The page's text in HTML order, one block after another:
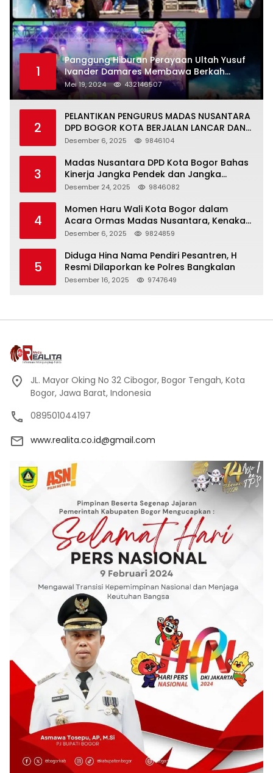
1
Panggung Hiburan Perayaan Ultah Yusuf
Ivander Damares Membawa Berkah
Warga Kejapanan
Mei 19, 2024 432146507
2
PELANTIKAN PENGURUS MADAS NUSANTARA
DPD BOGOR KOTA BERJALAN LANCAR DAN
KHIDMAT
Desember 6, 2025 9846104
3
Madas Nusantara DPD Kota Bogor Bahas
Kinerja Jangka Pendek dan Jangka
Panjang
Desember 24, 2025 9846082
4
Momen Haru Wali Kota Bogor dalam
Acara Ormas Madas Nusantara, Kenakan
Peci Hitam Tinggi sebagai Simbol
Desember 6, 2025 9824859
5
Diduga Hina Nama Pendiri Pesantren, H
Resmi Dilaporkan ke Polres Bangkalan
Desember 16, 2025 9747649
JL. Mayor Oking No 32 Cibogor, Bogor Tengah, Kota
Bogor, Jawa Barat, Indonesia
089501044197
www.realita.co.id@gmail.com